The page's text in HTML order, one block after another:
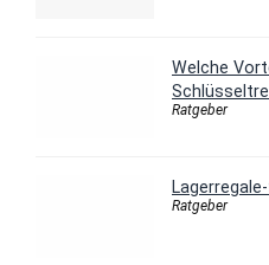
Welche
Ratgeber
Ratgeber